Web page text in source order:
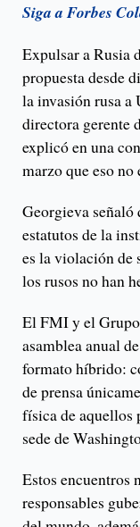
Siga a Forbes
Expulsar a Rusia
propuesta desde
la invasión rusa a
directora gerente
explicó en una
marzo que eso no
Georgieva señaló
estatutos de la
es la violación de
los rusos no han
El FMI y el
asamblea anual
formato híbrido:
de prensa
física de aquellos
sede de
Estos encuentros
responsables